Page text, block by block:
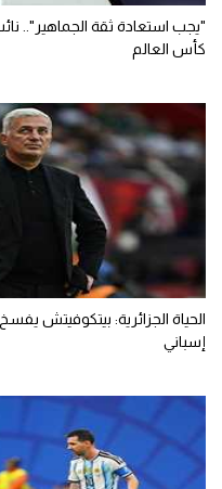
"يجب استعادة ثقة الجماهير"..
كأس العالم
الحياة الجزائرية: بيتكوفيتش
إسباني